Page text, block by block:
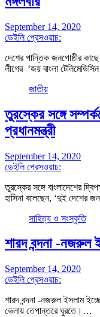
September 14, 2020
ডেইলি প্রেসওয়াচ:
দেশের পান্তিক জনগোষ্ঠীর
লীগের ‘জয় বাংলা
জাতীয়
তুরস্কের সঙ্গে
প্রধানমন্ত্রী
September 14, 2020
ডেইলি প্রেসওয়াচ:
তুরস্কের সঙ্গে বাংলাদেশের
হাসিনা বলেছেন, ‘দুই দেশের
সাহিত্য ও সংস্কৃতি
শারদ বন্দনা -নজরুল
September 14, 2020
ডেইলি প্রেসওয়াচ:
শারদ বন্দনা -নজরুল ইসলাম
ভেলায় তেপান্তরে ঘুরতে।…